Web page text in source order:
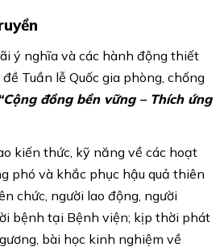
ý nghĩa và các hành động thiết
Tuần lễ Quốc gia phòng, chống
đồng bền vững – Thích ứng
kiến thức, kỹ năng về các hoạt
phó và khắc phục hậu quả thiên
chức, người lao động, người
bệnh tại Bệnh viện; kịp thời phát
bài học kinh nghiệm về